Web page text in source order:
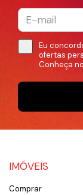
Eu
ofertas
Conheça
IMÓVEIS
Comprar